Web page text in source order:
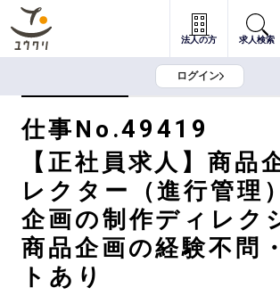
法人の方 求人検索
ログイン
仕事No.49419
【正社員求人】商品
レクター（進行管理
企画の制作ディレク
商品企画の経験不問
トあり